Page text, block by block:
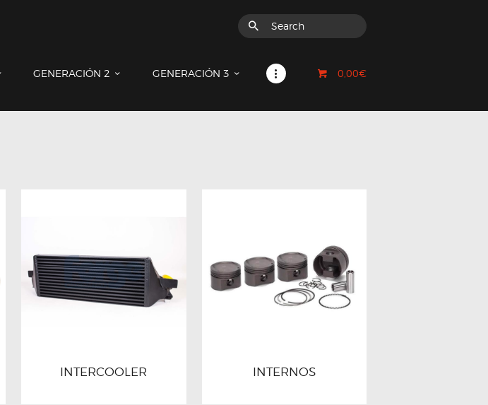
GENERACIÓN 2 GENERACIÓN 3 0,00€
INTERCOOLER INTERNOS